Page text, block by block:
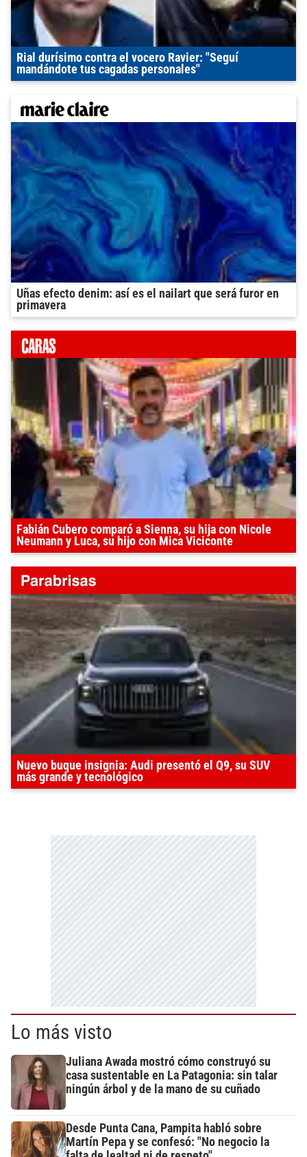
Rial durísimo contra el vocero Ravier: "Seguí
mandándote tus cagadas personales"
Uñas efecto denim: así es el nailart que será furor en
primavera
Fabián Cubero comparó a Sienna, su hija con Nicole
Neumann y Luca, su hijo con Mica Viciconte
Nuevo buque insignia: Audi presentó el Q9, su SUV
más grande y tecnológico
Lo más visto
Juliana Awada mostró cómo construyó su
casa sustentable en La Patagonia: sin talar
ningún árbol y de la mano de su cuñado
Desde Punta Cana, Pampita habló sobre
Martín Pepa y se confesó: "No negocio la